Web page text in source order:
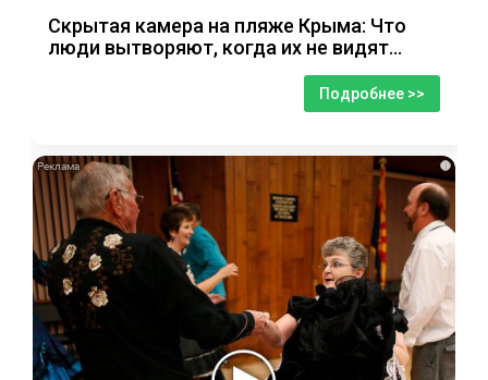
Скрытая камера на пляже Крыма: Что
люди вытворяют, когда их не видят...
Подробнее >>
i